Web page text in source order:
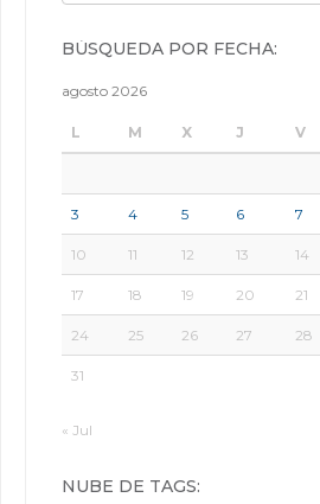
BÚSQUEDA POR FECHA:
agosto 2026
L M X J V
3 4 5 6 7
10 11 12 13 14
17 18 19 20 21
24 25 26 27 28
31
« Jul
NUBE DE TAGS: